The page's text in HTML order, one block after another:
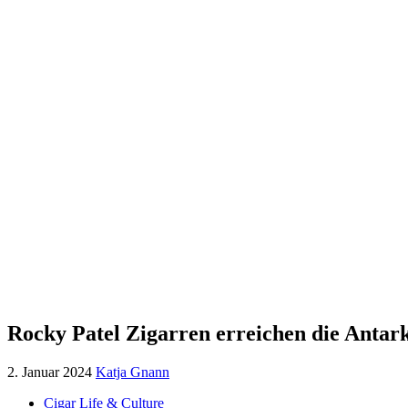
Rocky Patel Zigarren erreichen die
2. Januar 2024 Katja Gnann
Cigar Life & Culture